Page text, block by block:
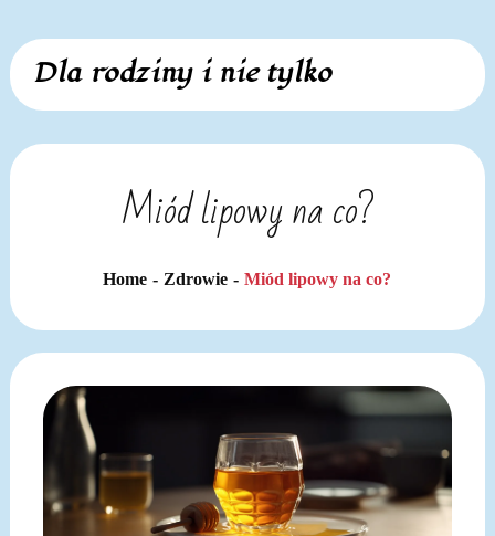
Skip
content
Dla rodziny i nie tylko
Miód lipowy na co?
Home Zdrowie Miód lipowy na co?